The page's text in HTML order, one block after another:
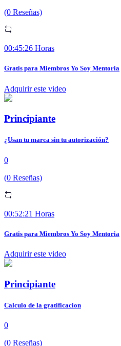
(0 Reseñas)
00:45:26 Horas
Gratis para Miembros Yo Soy Mentoria
Adquirir este video
Principiante
¿Usan tu marca sin tu autorización?
0
(0 Reseñas)
00:52:21 Horas
Gratis para Miembros Yo Soy Mentoria
Adquirir este video
Principiante
Calculo de la gratificacion
0
(0 Reseñas)